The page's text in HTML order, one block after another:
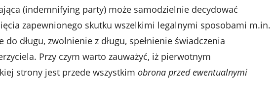
(indemnifying party) może samodzielnie decydować
zapewnionego skutku wszelkimi legalnymi sposobami m.in.
do długu, zwolnienie z długu, spełnienie świadczenia
Przy czym warto zauważyć, iż pierwotnym
strony jest przede wszystkim obrona przed ewentualnymi